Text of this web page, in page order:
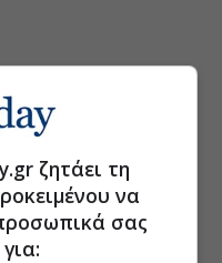
ζητάει τη
να
σας